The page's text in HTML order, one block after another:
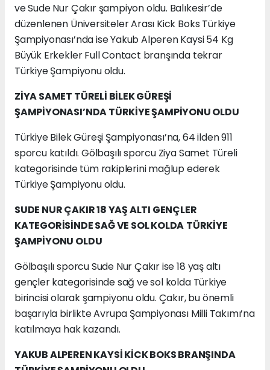
ve Sude Nur Çakır şampiyon oldu. Balıkesir’de
düzenlenen Üniversiteler Arası Kick Boks Türkiye
Şampiyonası’nda ise Yakub Alperen Kaysi 54 Kg
Büyük Erkekler Full Contact branşında tekrar
Türkiye Şampiyonu oldu.
ZİYA SAMET TÜRELİ BİLEK GÜREŞİ
ŞAMPİYONASI’NDA TÜRKİYE ŞAMPİYONU OLDU
Türkiye Bilek Güreşi Şampiyonası’na, 64 ilden 911
sporcu katıldı. Gölbaşılı sporcu Ziya Samet Türeli
kategorisinde tüm rakiplerini mağlup ederek
Türkiye Şampiyonu oldu.
SUDE NUR ÇAKIR 18 YAŞ ALTI GENÇLER
KATEGORİSİNDE SAĞ VE SOL KOLDA TÜRKİYE
ŞAMPİYONU OLDU
Gölbaşılı sporcu Sude Nur Çakır ise 18 yaş altı
gençler kategorisinde sağ ve sol kolda Türkiye
birincisi olarak şampiyonu oldu. Çakır, bu önemli
başarıyla birlikte Avrupa Şampiyonası Milli Takımı’na
katılmaya hak kazandı.
YAKUB ALPEREN KAYSİ KİCK BOKS BRANŞINDA